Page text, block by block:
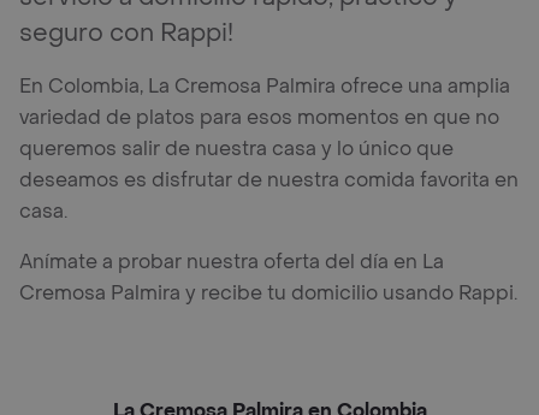
seguro con Rappi!
En Colombia, La Cremosa Palmira ofrece una amplia
variedad de platos para esos momentos en que no
queremos salir de nuestra casa y lo único que
deseamos es disfrutar de nuestra comida favorita en
casa.
Anímate a probar nuestra oferta del día en La
Cremosa Palmira y recibe tu domicilio usando Rappi.